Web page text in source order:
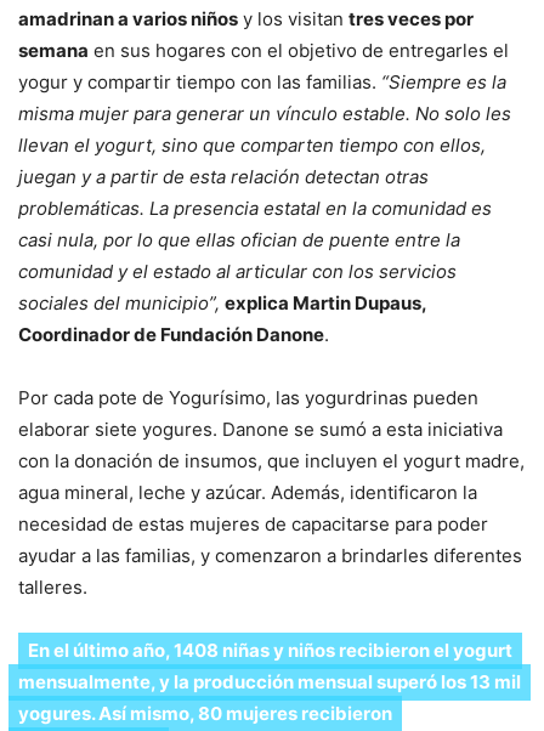
amadrinan a varios niños y los visitan tres veces por
semana en sus hogares con el objetivo de entregarles el
yogur y compartir tiempo con las familias. “Siempre es la
misma mujer para generar un vínculo estable. No solo les
llevan el yogurt, sino que comparten tiempo con ellos,
juegan y a partir de esta relación detectan otras
problemáticas. La presencia estatal en la comunidad es
casi nula, por lo que ellas ofician de puente entre la
comunidad y el estado al articular con los servicios
sociales del municipio”, explica Martin Dupaus,
Coordinador de Fundación Danone.
Por cada pote de Yogurísimo, las yogurdrinas pueden
elaborar siete yogures. Danone se sumó a esta iniciativa
con la donación de insumos, que incluyen el yogurt madre,
agua mineral, leche y azúcar. Además, identificaron la
necesidad de estas mujeres de capacitarse para poder
ayudar a las familias, y comenzaron a brindarles diferentes
talleres.
En el último año, 1408 niñas y niños recibieron el yogurt
mensualmente, y la producción mensual superó los 13 mil
yogures. Así mismo, 80 mujeres recibieron